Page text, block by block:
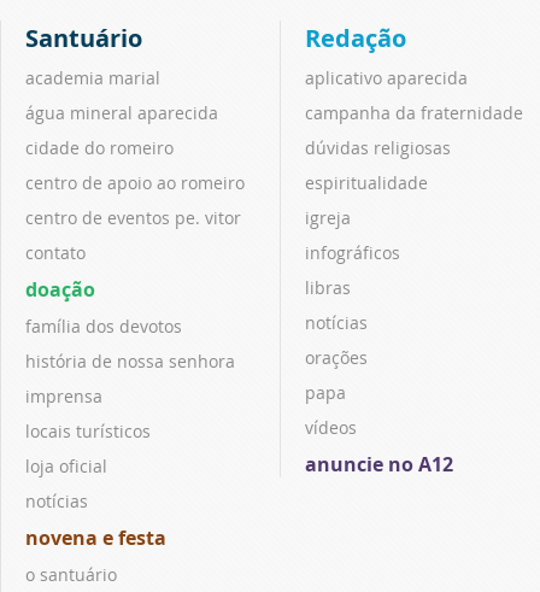
Santuário
academia marial
água mineral aparecida
cidade do romeiro
centro de apoio ao romeiro
centro de eventos pe. vitor
contato
doação
família dos devotos
história de nossa senhora
imprensa
locais turísticos
loja oficial
notícias
novena e festa
o santuário
Redação
aplicativo aparecida
campanha da fraternidade
dúvidas religiosas
espiritualidade
igreja
infográficos
libras
notícias
orações
papa
vídeos
anuncie no A12